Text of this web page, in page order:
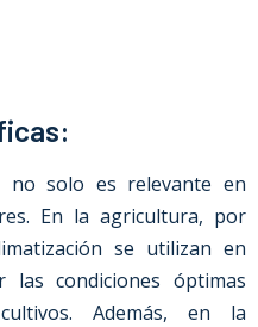
no solo es relevante en
En la agricultura, por
se utilizan en
las condiciones óptimas
Además, en la